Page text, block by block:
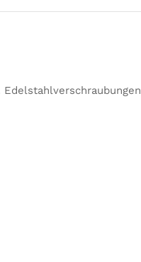
Edelstahlverschraubungen